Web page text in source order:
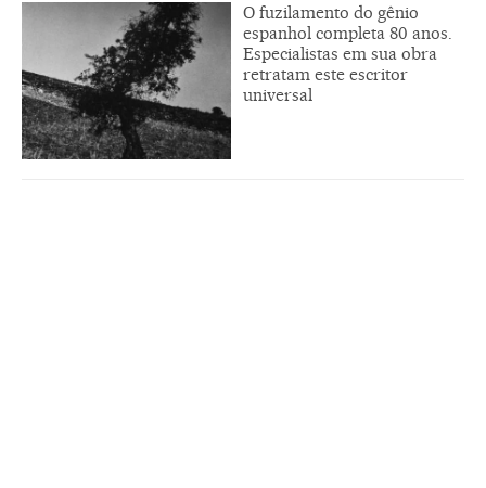
O fuzilamento do gênio
espanhol completa 80 anos.
Especialistas em sua obra
retratam este escritor
universal